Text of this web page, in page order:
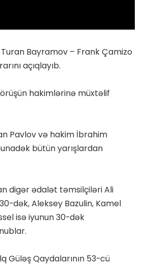
Bayramov – Frank Çamizo
açıqlayıb.
hakimlərinə müxtəlif
Pavlov və hakim İbrahim
bütün yarışlardan
digər ədalət təmsilçiləri Ali
dək, Aleksey Bazulin, Kamel
isə iyunun 30-dək
Güləş Qaydalarının 53-cü